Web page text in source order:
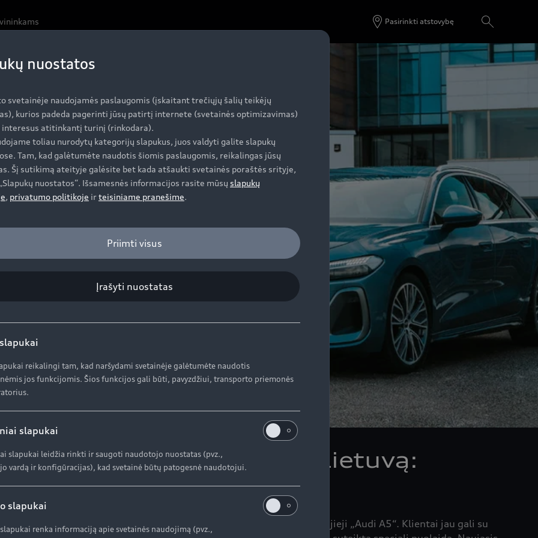
nuostatos
svetainėje naudojamės paslaugomis (įskaitant trečiųjų šalių teikėjų
kurios padeda pagerinti jūsų patirtį internete (svetainės optimizavimas)
atitinkantį turinį (rinkodara).
toliau nurodytų kategorijų slapukus, juos valdyti galite slapukų
Tam, kad galėtumėte naudotis šiomis paslaugomis, reikalingas jūsų
Šį sutikimą ateityje galėsite bet kada atšaukti svetainės poraštės srityje,
nuostatos“. Išsamesnės informacijos rasite mūsų slapukų
, privatumo politikoje irteisiniame pranešime.
Priimti visus
Įrašyti nuostatas
reikalingi tam, kad naršydami svetainėje galėtumėte naudotis
jos funkcijomis. Šios funkcijos gali būti, pavyzdžiui, transporto priemonės
slapukai
slapukai leidžia rinkti ir saugoti naudotojo nuostatas (pvz.,
vardą ir konfigūracijas), kad svetainė būtų patogesnė naudotojui.
slapukai
renka informaciją apie svetainės naudojimą (pvz.,
Pasirinkti atstovybę
„Audi S5“ jau pasiekė Lietuvą:
ir inovacijų derinys
šių metų naujienų – moderniu sportiškumu spinduliuojantys naujieji „Audi A5“. Klientai jau gali su